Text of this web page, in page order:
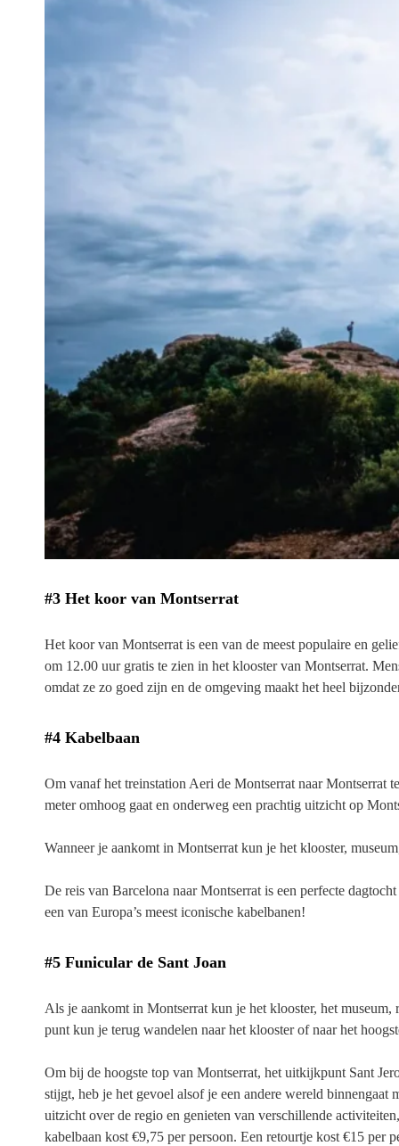
#3 Het koor van Montserrat
Het koor van Montserrat is een van de meest populaire en
om 12.00 uur gratis te zien in het klooster van Montserrat.
omdat ze zo goed zijn en de omgeving maakt het heel
#4 Kabelbaan
Om vanaf het treinstation Aeri de Montserrat naar Montserrat
meter omhoog gaat en onderweg een prachtig uitzicht op
Wanneer je aankomt in Montserrat kun je het klooster,
De reis van Barcelona naar Montserrat is een perfecte
een van Europa’s meest iconische kabelbanen!
#5 Funicular de Sant Joan
Als je aankomt in Montserrat kun je het klooster, het
punt kun je terug wandelen naar het klooster of naar het
Om bij de hoogste top van Montserrat, het uitkijkpunt Sant
stijgt, heb je het gevoel alsof je een andere wereld
uitzicht over de regio en genieten van verschillende
kabelbaan kost €9,75 per persoon. Een retourtje kost €15 per